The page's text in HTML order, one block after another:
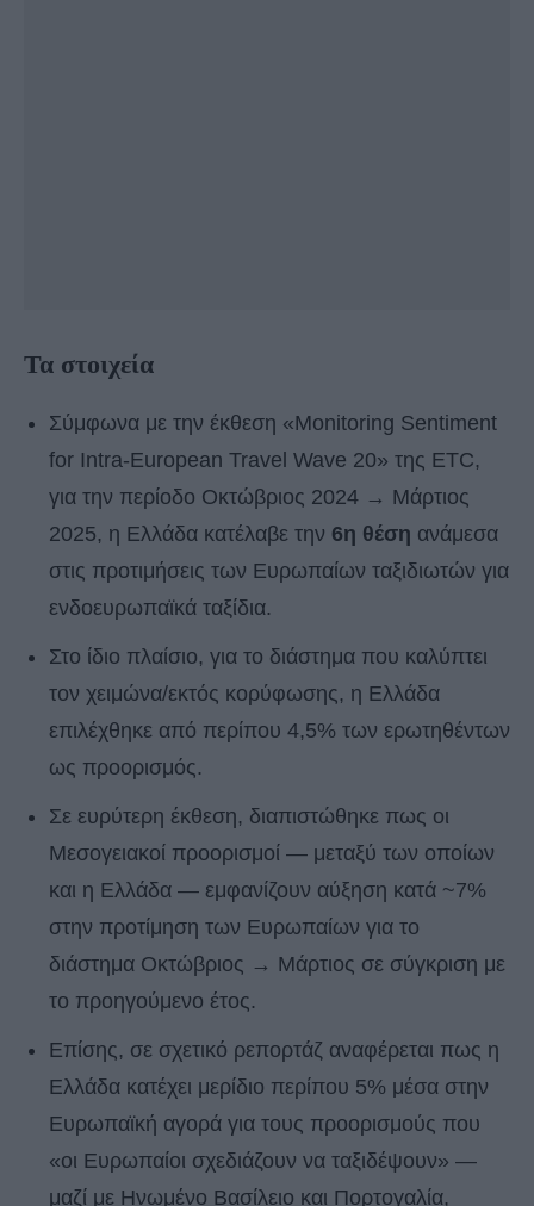
Τα στοιχεία
Σύμφωνα με την έκθεση «Monitoring Sentiment
for Intra-European Travel Wave 20» της ETC,
για την περίοδο Οκτώβριος 2024 → Μάρτιος
2025, η Ελλάδα κατέλαβε την 6η θέση ανάμεσα
στις προτιμήσεις των Ευρωπαίων ταξιδιωτών για
ενδοευρωπαϊκά ταξίδια.
Στο ίδιο πλαίσιο, για το διάστημα που καλύπτει
τον χειμώνα/εκτός κορύφωσης, η Ελλάδα
επιλέχθηκε από περίπου 4,5% των ερωτηθέντων
ως προορισμός.
Σε ευρύτερη έκθεση, διαπιστώθηκε πως οι
Μεσογειακοί προορισμοί — μεταξύ των οποίων
και η Ελλάδα — εμφανίζουν αύξηση κατά ~7%
στην προτίμηση των Ευρωπαίων για το
διάστημα Οκτώβριος → Μάρτιος σε σύγκριση με
το προηγούμενο έτος.
Επίσης, σε σχετικό ρεπορτάζ αναφέρεται πως η
Ελλάδα κατέχει μερίδιο περίπου 5% μέσα στην
Ευρωπαϊκή αγορά για τους προορισμούς που
«οι Ευρωπαίοι σχεδιάζουν να ταξιδέψουν» —
μαζί με Ηνωμένο Βασίλειο και Πορτογαλία,